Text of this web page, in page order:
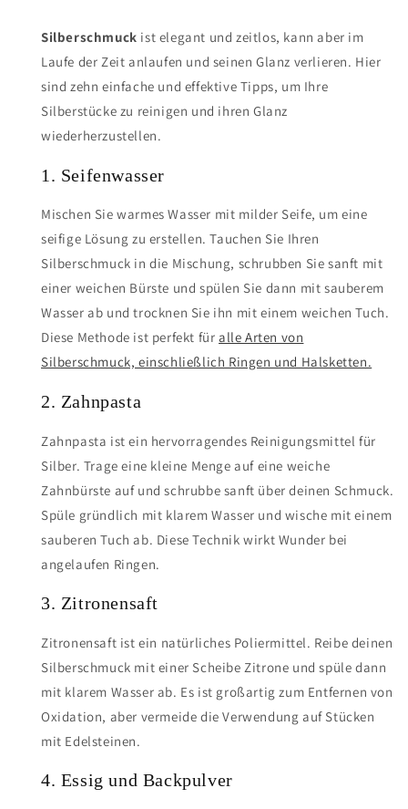
Silberschmuck ist elegant und zeitlos, kann aber im
Laufe der Zeit anlaufen und seinen Glanz verlieren. Hier
sind zehn einfache und effektive Tipps, um Ihre
Silberstücke zu reinigen und ihren Glanz
wiederherzustellen.
1. Seifenwasser
Mischen Sie warmes Wasser mit milder Seife, um eine
seifige Lösung zu erstellen. Tauchen Sie Ihren
Silberschmuck in die Mischung, schrubben Sie sanft mit
einer weichen Bürste und spülen Sie dann mit sauberem
Wasser ab und trocknen Sie ihn mit einem weichen Tuch.
Diese Methode ist perfekt füralle Arten von
Silberschmuck, einschließlich Ringen und Halsketten.
2. Zahnpasta
Zahnpasta ist ein hervorragendes Reinigungsmittel für
Silber. Trage eine kleine Menge auf eine weiche
Zahnbürste auf und schrubbe sanft über deinen Schmuck.
Spüle gründlich mit klarem Wasser und wische mit einem
sauberen Tuch ab. Diese Technik wirkt Wunder bei
angelaufen Ringen.
3. Zitronensaft
Zitronensaft ist ein natürliches Poliermittel. Reibe deinen
Silberschmuck mit einer Scheibe Zitrone und spüle dann
mit klarem Wasser ab. Es ist großartig zum Entfernen von
Oxidation, aber vermeide die Verwendung auf Stücken
mit Edelsteinen.
4. Essig und Backpulver